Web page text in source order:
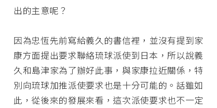
出的主意呢？
因為忠恆先前寫給義久的書信裡，並沒有提到家
康方面提出要求聯絡琉球派使到日本，所以說義
久和島津家為了辦好此事，與家康拉近關係，特
別向琉球加推派使要求也是十分可能的。話雖如
此，從後來的發展來看，這次派使要求也不一定